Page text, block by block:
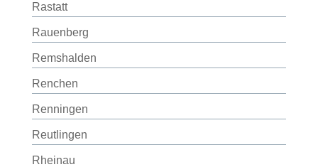
Rastatt
Rauenberg
Remshalden
Renchen
Renningen
Reutlingen
Rheinau